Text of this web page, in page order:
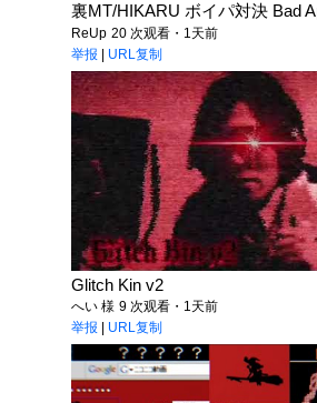
裏MT/HIKARU ボイパ対決 Bad
ReUp 20 次观看・1天前
举报
URL复制
Glitch Kin v2
へい 様 9 次观看・1天前
举报
URL复制